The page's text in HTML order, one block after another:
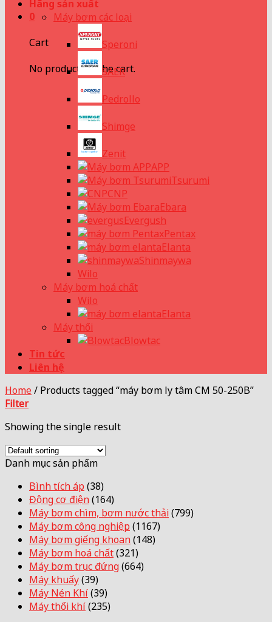
0
Cart
No products in the cart.
Hãng sản xuất
Máy bơm các loại
Speroni
SAER
Pedrollo
Shimge
Zenit
APP
Tsurumi
CNP
Ebara
Evergush
Pentax
Elanta
Shinmaywa
Wilo
Máy bơm hoá chất
Wilo
Elanta
Máy thổi
Blowtac
Tin tức
Liên hệ
Home/ Products tagged “máy bơm ly tâm CM 50-250B”
Filter
Showing the single result
Danh mục sản phẩm
Bình tích áp (38)
Động cơ điện(164)
Máy bơm chìm, bơm nước thải(799)
Máy bơm công nghiệp (1167)
Máy bơm giếng khoan(148)
Máy bơm hoá chất(321)
Máy bơm trục đứng(664)
Máy khuấy(39)
Máy Nén Khí(39)
Máy thổi khí(235)